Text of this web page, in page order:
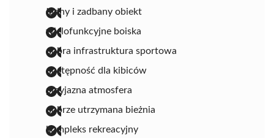
ładny i zadbany obiekt
wielofunkcyjne boiska
dobra infrastruktura sportowa
dostępność dla kibiców
przyjazna atmosfera
dobrze utrzymana bieżnia
kompleks rekreacyjny